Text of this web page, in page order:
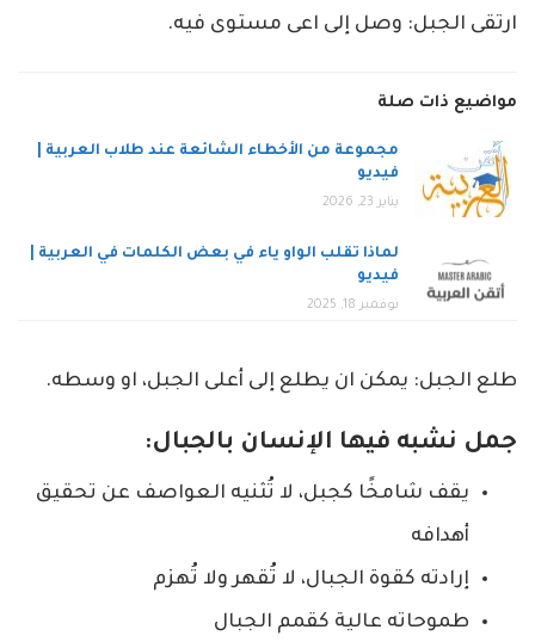
ارتقى الجبل: وصل إلى اعى مستوى فيه.
مواضيع ذات صلة
مجموعة من الأخطاء الشائعة عند طلاب العربية |
فيديو
يناير 23, 2026
لماذا تقلب الواو ياء في بعض الكلمات في العربية |
فيديو
نوفمبر 18, 2025
طلع الجبل: يمكن ان يطلع إلى أعلى الجبل، او وسطه.
جمل نشبه فيها الإنسان بالجبال:
يقف شامخًا كجبل، لا تُثنيه العواصف عن تحقيق
أهدافه
إرادته كقوة الجبال، لا تُقهر ولا تُهزم
طموحاته عالية كقمم الجبال